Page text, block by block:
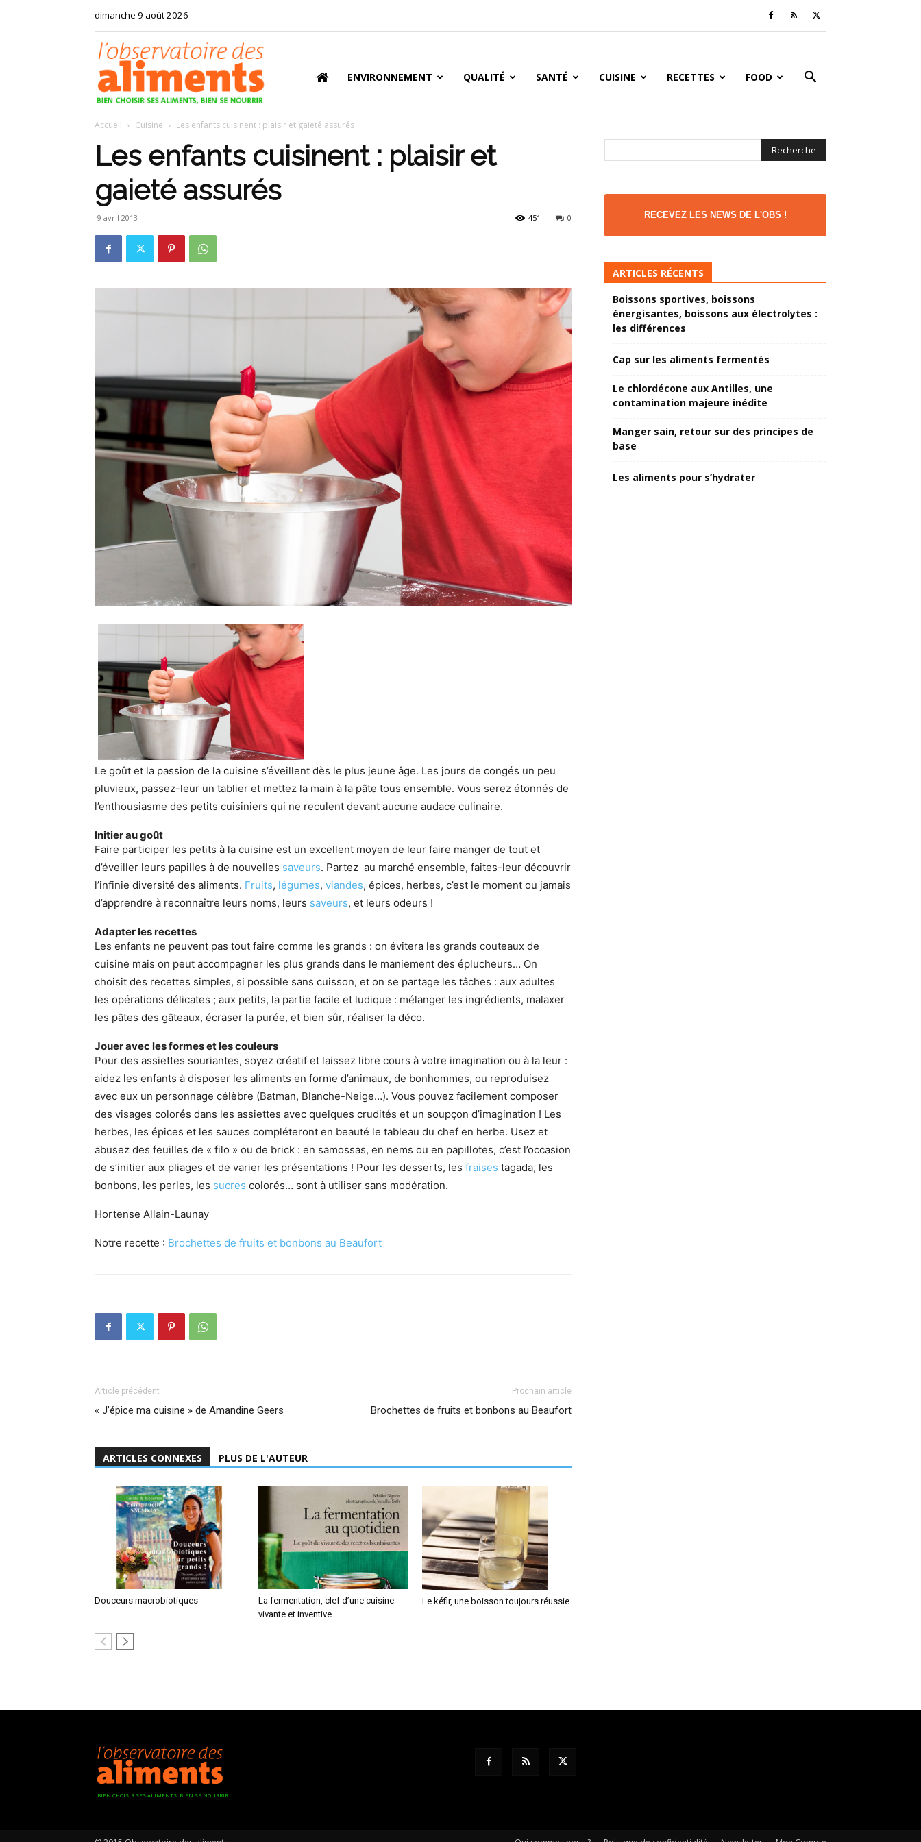
dimanche 9 août 2026
ENVIRONNEMENT QUALITÉ SANTÉ CUISINE RECETTES FOOD
Accueil Cuisine Les enfants cuisinent : plaisir et gaieté assurés
Les enfants cuisinent : plaisir et
gaieté assurés
9 avril 2013 0
451
Le goût et la passion de la cuisine s’éveillent dès le plus jeune âge. Les jours de congés un peu
pluvieux, passez-leur un tablier et mettez la main à la pâte tous ensemble. Vous serez étonnés de
l’enthousiasme des petits cuisiniers qui ne reculent devant aucune audace culinaire.
Initier au goût
Faire participer les petits à la cuisine est un excellent moyen de leur faire manger de tout et
d’éveiller leurs papilles à de nouvelles saveurs. Partez au marché ensemble, faites-leur découvrir
l’infinie diversité des aliments. Fruits, légumes, viandes, épices, herbes, c’est le moment ou jamais
d’apprendre à reconnaître leurs noms, leurs saveurs, et leurs odeurs !
Adapter les recettes
Les enfants ne peuvent pas tout faire comme les grands : on évitera les grands couteaux de
cuisine mais on peut accompagner les plus grands dans le maniement des éplucheurs… On
choisit des recettes simples, si possible sans cuisson, et on se partage les tâches : aux adultes
les opérations délicates ; aux petits, la partie facile et ludique : mélanger les ingrédients, malaxer
les pâtes des gâteaux, écraser la purée, et bien sûr, réaliser la déco.
Jouer avec les formes et les couleurs
Pour des assiettes souriantes, soyez créatif et laissez libre cours à votre imagination ou à la leur :
aidez les enfants à disposer les aliments en forme d’animaux, de bonhommes, ou reproduisez
avec eux un personnage célèbre (Batman, Blanche-Neige…). Vous pouvez facilement composer
des visages colorés dans les assiettes avec quelques crudités et un soupçon d’imagination ! Les
herbes, les épices et les sauces compléteront en beauté le tableau du chef en herbe. Usez et
abusez des feuilles de « filo » ou de brick : en samossas, en nems ou en papillotes, c’est l’occasion
de s’initier aux pliages et de varier les présentations ! Pour les desserts, les fraises tagada, les
bonbons, les perles, les sucres colorés… sont à utiliser sans modération.
Hortense Allain-Launay
Notre recette : Brochettes de fruits et bonbons au Beaufort
Article précédent
« J’épice ma cuisine » de Amandine Geers
Prochain article
Brochettes de fruits et bonbons au Beaufort
ARTICLES CONNEXES PLUS DE L'AUTEUR
Douceurs macrobiotiques
La fermentation, clef d’une cuisine
vivante et inventive
Le kéfir, une boisson toujours réussie
RECEVEZ LES NEWS DE L'OBS !
ARTICLES RÉCENTS
Boissons sportives, boissons
énergisantes, boissons aux électrolytes :
les différences
Cap sur les aliments fermentés
Le chlordécone aux Antilles, une
contamination majeure inédite
Manger sain, retour sur des principes de
base
Les aliments pour s’hydrater
BIEN CHOISIR SES ALIMENTS, BIEN SE NOURRIR